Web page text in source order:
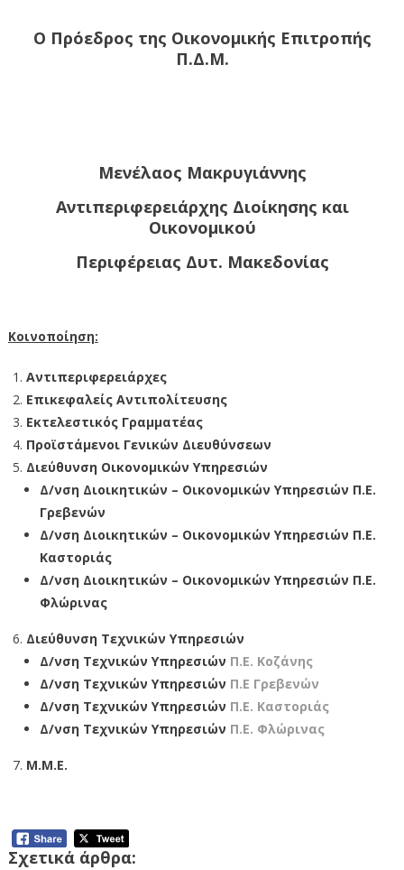
Ο Πρόεδρος της Οικονομικής Επιτροπής
Π.Δ.Μ.
Μενέλαος Μακρυγιάννης
Αντιπεριφερειάρχης Διοίκησης και
Οικονομικού
Περιφέρειας Δυτ. Μακεδονίας
Κοινοποίηση:
Αντιπεριφερειάρχες
Επικεφαλείς Αντιπολίτευσης
Εκτελεστικός Γραμματέας
Προϊστάμενοι Γενικών Διευθύνσεων
Διεύθυνση Οικονομικών Υπηρεσιών
Δ/νση Διοικητικών – Οικονομικών Υπηρεσιών Π.Ε.
Γρεβενών
Δ/νση Διοικητικών – Οικονομικών Υπηρεσιών Π.Ε.
Καστοριάς
Δ/νση Διοικητικών – Οικονομικών Υπηρεσιών Π.Ε.
Φλώρινας
Διεύθυνση Τεχνικών Υπηρεσιών
Δ/νση Τεχνικών Υπηρεσιών Π.Ε. Κοζάνης
Δ/νση Τεχνικών Υπηρεσιών Π.Ε Γρεβενών
Δ/νση Τεχνικών Υπηρεσιών Π.Ε. Καστοριάς
Δ/νση Τεχνικών Υπηρεσιών Π.Ε. Φλώρινας
Μ.Μ.Ε.
Σχετικά άρθρα: